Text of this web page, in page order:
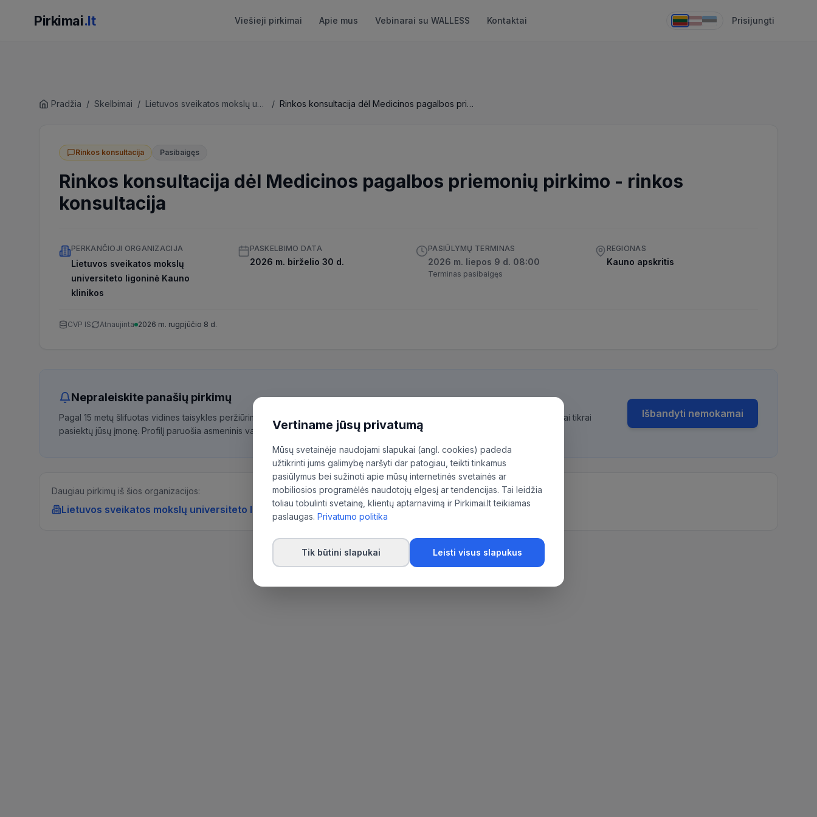
Pirkimai.lt Viešieji pirkimai Apie mus Vebinarai su WALLESS Kontaktai Prisijungti
Pradžia / Skelbimai / Lietuvos sveikatos mokslų universiteto ligoninė Kauno klinikos / Rinkos konsultacija dėl Medicinos pagalbos priemonių pirkimo
Rinkos konsultacija Pasibaigęs
Rinkos konsultacija dėl Medicinos pagalbos priemonių pirkimo - rinkos
konsultacija
PERKANČIOJI ORGANIZACIJA
Lietuvos sveikatos mokslų
universiteto ligoninė Kauno
klinikos
PASKELBIMO DATA
2026 m. birželio 30 d.
PASIŪLYMŲ TERMINAS
2026 m. liepos 9 d. 08:00
Terminas pasibaigęs
REGIONAS
Kauno apskritis
CVP IS Atnaujinta 2026 m. rugpjūčio 8 d.
Nepraleiskite panašių pirkimų
Pagal 15 metų šlifuotas vidines taisykles peržiūrime kiekvieną pirkimą ir patiksliname 35,96% BVPŽ kodų, kad aktualūs skelbimai tikrai
pasiektų jūsų įmonę. Profilį paruošia asmeninis vadybininkas.
Išbandyti nemokamai
Daugiau pirkimų iš šios organizacijos:
Lietuvos sveikatos mokslų universiteto ligoninė Kauno klinikos
Vertiname jūsų privatumą
Mūsų svetainėje naudojami slapukai (angl. cookies) padeda
užtikrinti jums galimybę naršyti dar patogiau, teikti tinkamus
pasiūlymus bei sužinoti apie mūsų internetinės svetainės ar
mobiliosios programėlės naudotojų elgesį ar tendencijas. Tai leidžia
toliau tobulinti svetainę, klientų aptarnavimą ir Pirkimai.lt teikiamas
paslaugas. Privatumo politika
Tik būtini slapukai Leisti visus slapukus